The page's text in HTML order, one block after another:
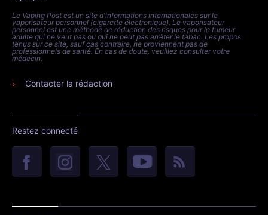
Le Vaping Post est un site d'informations internationales sur le
vaporisateur personnel (cigarette électronique). Le vaporisateur
personnel est une méthode de réduction des risques pour le fumeur
adulte qui ne veut pas ou qui ne peut pas arrêter le tabac. Les propos
tenus sur ce site, sauf cas contraire, ne proviennent pas de
professionnels de santé. En cas de doute, veuillez consulter votre
médecin.
Contacter la rédaction
Restez connecté